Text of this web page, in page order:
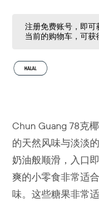
注册免费账号，即可
当前的购物⻋，可获
Chun Guang 78克
的天然风味与淡淡
奶油般顺滑，入口
爽的小零食非常适
味。这些糖果非常